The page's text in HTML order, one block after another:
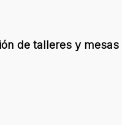
de talleres y